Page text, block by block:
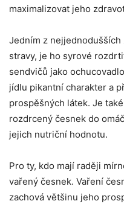
maximalizovat jeho⁣
Jedním ⁢z
stravy, je ho ‍syrové
sendvičů jako
jídlu pikantní ⁣charakter a​
prospěšných látek. Je
rozdrcený česnek do​
jejich nutriční hodnotu.
Pro ty,‍ kdo⁤ mají raději⁣
vařený‍ česnek. Vaření
zachová většinu jeho